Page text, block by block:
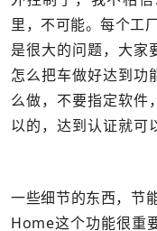
里，不可能。每个工
是很大的问题，大家
怎么把车做好达到功
么做，不要指定软件
以的，达到认证就可
一些细节的东西，节
Home这个功能很重